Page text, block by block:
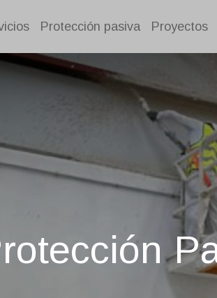
Protección pasiva Proyectos